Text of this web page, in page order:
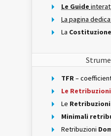
Le Guide
La pagina
La Costituzione
TFR–
Le Retribuzioni
Le Retribuzioni
Minimali
Retribuzioni